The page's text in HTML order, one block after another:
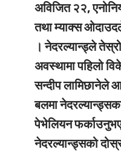
अविजित २२,
तथा म्याक्स
। नेदरल्यान्ड्ले
अवस्थामा पहिलो
सन्दीप लामिछानेले
बलमा
पेभेलियन
नेदरल्यान्ड्सको